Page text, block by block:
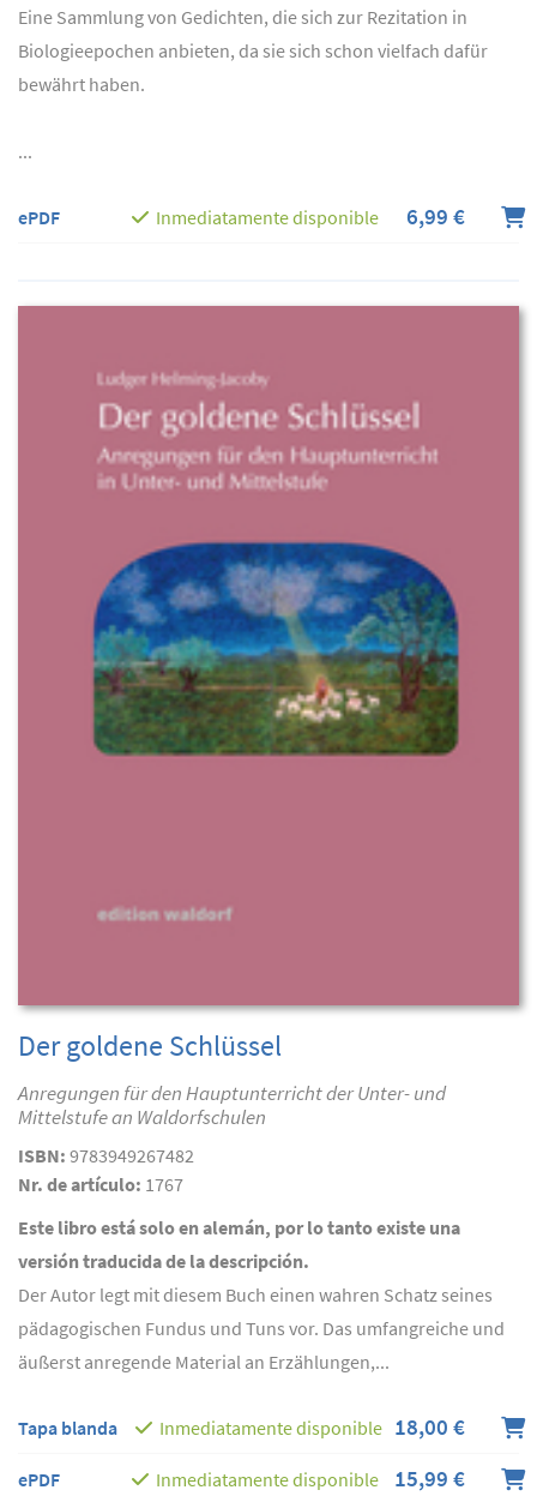
Eine Sammlung von Gedichten, die sich zur Rezitation in
Biologieepochen anbieten, da sie sich schon vielfach dafür
bewährt haben.
...
ePDF Inmediatamente disponible 6,99 €
Der goldene Schlüssel
Anregungen für den Hauptunterricht der Unter- und
Mittelstufe an Waldorfschulen
ISBN: 9783949267482
Nr. de artículo: 1767
Este libro está solo en alemán, por lo tanto existe una
versión traducida de la descripción.
Der Autor legt mit diesem Buch einen wahren Schatz seines
pädagogischen Fundus und Tuns vor. Das umfangreiche und
äußerst anregende Material an Erzählungen,...
Tapa blanda Inmediatamente disponible 18,00 €
ePDF Inmediatamente disponible 15,99 €